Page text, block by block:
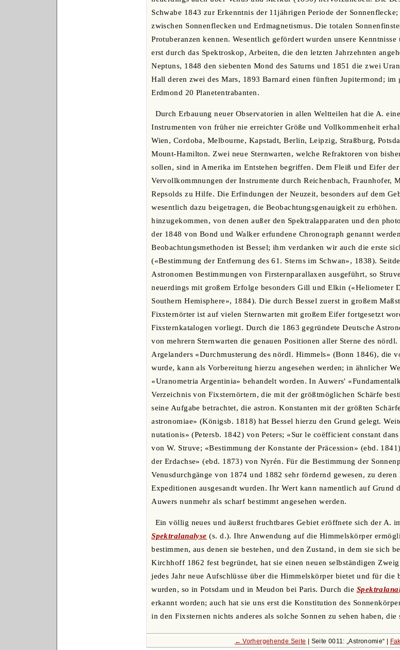
Schwabe 1843 zur Erkenntnis der 11jährigen Periode der
zwischen Sonnenflecken und Erdmagnetismus. Die totalen
Protuberanzen kennen. Wesentlich gefördert wurden unsere
erst durch das Spektroskop, Arbeiten, die den letzten Jahrzehnten
Neptuns, 1848 den siebenten Mond des Saturns und 1851 die zwei
Hall deren zwei des Mars, 1893 Barnard einen fünften Jupitermond; im
Erdmond 20 Planetentrabanten.
Durch Erbauung neuer Observatorien in allen Weltteilen hat die A.
Instrumenten von früher nie erreichter Größe und Vollkommenheit
Wien, Cordoba, Melbourne, Kapstadt, Berlin, Leipzig, Straßburg,
Mount-Hamilton. Zwei neue Sternwarten, welche Refraktoren von
sollen, sind in Amerika im Entstehen begriffen. Dem Fleiß und Eifer
Vervollkommnungen der Instrumente durch Reichenbach, Fraunhofer,
Repsolds zu Hilfe. Die Erfindungen der Neuzeit, besonders auf dem
wesentlich dazu beigetragen, die Beobachtungsgenauigkeit zu
hinzugekommen, von denen außer den Spektralapparaten und den
der 1848 von Bond und Walker erfundene Chronograph genannt
Beobachtungsmethoden ist Bessel; ihm verdanken wir auch die erste
(«Bestimmung der Entfernung des 61. Sterns im Schwan», 1838).
Astronomen Bestimmungen von Firsternparallaxen ausgeführt, so
neuerdings mit großem Erfolge besonders Gill und Elkin («Heliometer
Southern Hemisphere», 1884). Die durch Bessel zuerst in großem
Fixsternörter ist auf vielen Sternwarten mit großem Eifer fortgesetzt
Fixsternkatalogen vorliegt. Durch die 1863 gegründete Deutsche
von mehrern Sternwarten die genauen Positionen aller Sterne des
Argelanders «Durchmusterung des nördl. Himmels» (Bonn 1846), die
wurde, kann als Vorbereitung hierzu angesehen werden; in ähnlicher
«Uranometria Argentinia» behandelt worden. In Auwers'
Verzeichnis von Fixsternörtern, die mit der größtmöglichen Schärfe
seine Aufgabe betrachtet, die astron. Konstanten mit der größten
astronomiae» (Königsb. 1818) hat Bessel hierzu den Grund gelegt.
nutationis» (Petersb. 1842) von Peters; «Sur le coëfficient constant
von W. Struve; «Bestimmung der Konstante der Präcession» (ebd.
der Erdachse» (ebd. 1873) von Nyrén. Für die Bestimmung der
Venusdurchgänge von 1874 und 1882 sehr fördernd gewesen, zu
Expeditionen ausgesandt wurden. Ihr Wert kann namentlich auf Grund
Auwers nunmehr als scharf bestimmt angesehen werden.
Ein völlig neues und äußerst fruchtbares Gebiet eröffnete sich der A.
Spektralanalyse (s. d.). Ihre Anwendung auf die Himmelskörper
bestimmen, aus denen sie bestehen, und den Zustand, in dem sie sich
Kirchhoff 1862 fest begründet, hat sie einen neuen selbständigen
jedes Jahr neue Aufschlüsse über die Himmelskörper bietet und für die
wurden, so in Potsdam und in Meudon bei Paris. Durch die
erkannt worden; auch hat sie uns erst die Konstitution des
in den Fixsternen nichts anderes als solche Sonnen zu sehen haben,
← Vorhergehende Seite | Seite 0011: Astronomie